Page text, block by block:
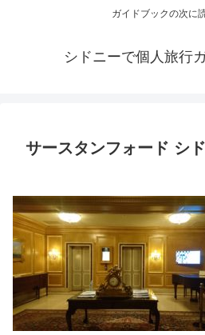
ガイドブックの次に
シドニーで個人旅行
サースタンフォード シ